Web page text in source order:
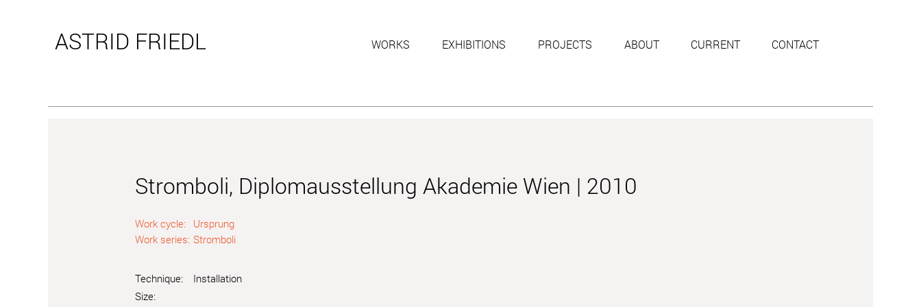
ASTRID FRIEDL WORKS EXHIBITIONS PROJECTS ABOUT CURRENT CONTACT
Stromboli, Diplomausstellung Akademie Wien | 2010
Work cycle: Ursprung
Work series: Stromboli
Technique:
Size:
Installation